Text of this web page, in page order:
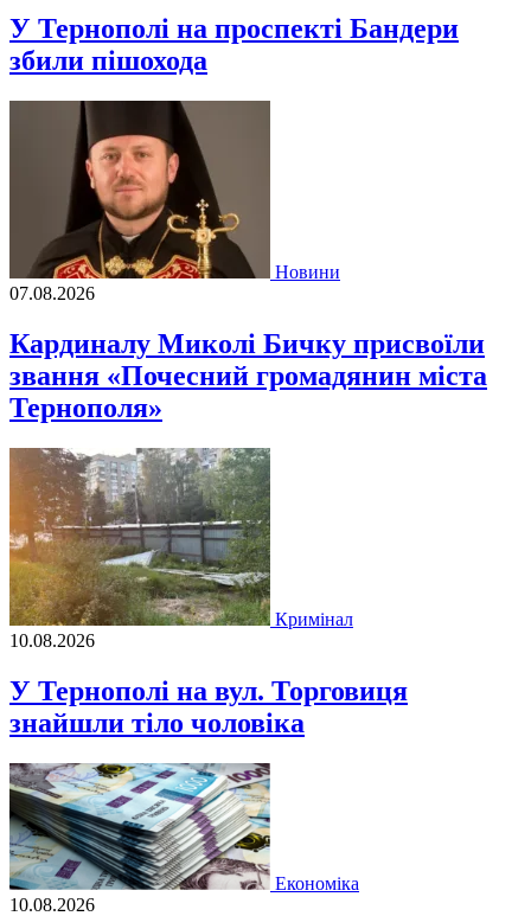
У Тернополі на проспекті Бандери
збили пішохода
Новини
07.08.2026
Кардиналу Миколі Бичку присвоїли
звання «Почесний громадянин міста
Тернополя»
Кримінал
10.08.2026
У Тернополі на вул. Торговиця
знайшли тіло чоловіка
Економіка
10.08.2026